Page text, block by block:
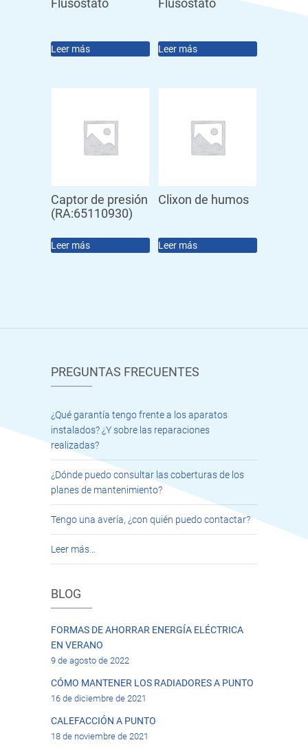
Flusostato
Leer más
Flusostato
Leer más
Captor de presión
(RA:65110930)
Leer más
Clixon de humos
Leer más
PREGUNTAS FRECUENTES
¿Qué garantía tengo frente a los aparatos
instalados? ¿Y sobre las reparaciones
realizadas?
¿Dónde puedo consultar las coberturas de los
planes de mantenimiento?
Tengo una avería, ¿con quién puedo contactar?
Leer más…
BLOG
FORMAS DE AHORRAR ENERGÍA ELÉCTRICA
EN VERANO
9 de agosto de 2022
CÓMO MANTENER LOS RADIADORES A PUNTO
16 de diciembre de 2021
CALEFACCIÓN A PUNTO
18 de noviembre de 2021